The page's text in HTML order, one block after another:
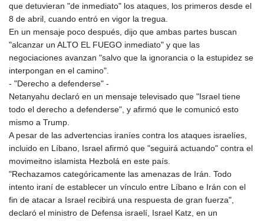
que detuvieran "de inmediato" los ataques, los primeros desde el
8 de abril, cuando entró en vigor la tregua.
En un mensaje poco después, dijo que ambas partes buscan
"alcanzar un ALTO EL FUEGO inmediato" y que las
negociaciones avanzan "salvo que la ignorancia o la estupidez se
interpongan en el camino".
- "Derecho a defenderse" -
Netanyahu declaró en un mensaje televisado que "Israel tiene
todo el derecho a defenderse", y afirmó que le comunicó esto
mismo a Trump.
A pesar de las advertencias iraníes contra los ataques israelíes,
incluido en Líbano, Israel afirmó que "seguirá actuando" contra el
movimeitno islamista Hezbolá en este país.
"Rechazamos categóricamente las amenazas de Irán. Todo
intento iraní de establecer un vínculo entre Líbano e Irán con el
fin de atacar a Israel recibirá una respuesta de gran fuerza",
declaró el ministro de Defensa israelí, Israel Katz, en un